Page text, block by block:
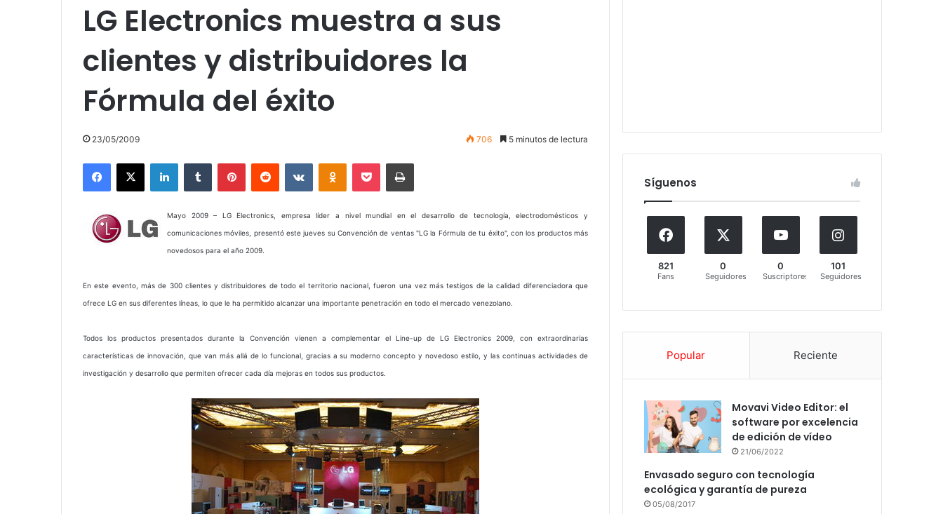
LG Electronics muestra a sus
clientes y distribuidores la
Fórmula del éxito
23/05/2009 706 5 minutos de lectura
Facebook
X LinkedInTumblr PinterestReddit VKontakteOdnoklassniki
Pocket Imprimir
Mayo 2009 – LG Electronics, empresa líder a nivel mundial en el desarrollo de tecnología, electrodomésticos y
comunicaciones móviles, presentó este jueves su Convención de ventas "LG la Fórmula de tu éxito", con los productos más
novedosos para el año 2009.
En este evento, más de 300 clientes y distribuidores de todo el territorio nacional, fueron una vez más testigos de la calidad diferenciadora que
ofrece LG en sus diferentes líneas, lo que le ha permitido alcanzar una importante penetración en todo el mercado venezolano.
Todos los productos presentados durante la Convención vienen a complementar el Line-up de LG Electronics 2009, con extraordinarias
características de innovación, que van más allá de lo funcional, gracias a su moderno concepto y novedoso estilo, y las continuas actividades de
investigación y desarrollo que permiten ofrecer cada día mejoras en todos sus productos.
Síguenos
821
Fans
0
Seguidores
0
Suscriptores
101
Seguidores
Popular Reciente
Movavi Video Editor: el
software por excelencia
de edición de vídeo
21/06/2022
Envasado seguro con tecnología
ecológica y garantía de pureza
05/08/2017